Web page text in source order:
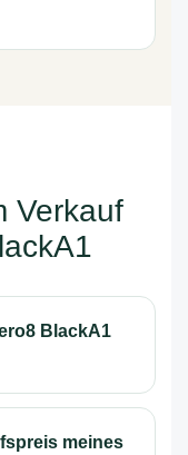
Verkauf
BlackA1
meines